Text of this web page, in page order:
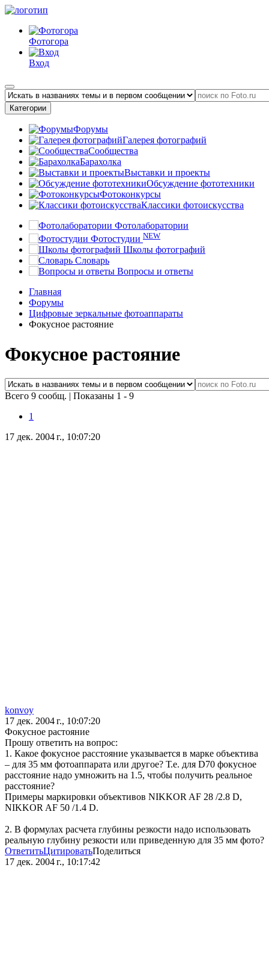
Фотогора
Вход
Категории
Форумы
Галерея фотографий
Сообщества
Барахолка
Выставки и проекты
Обсуждение фототехники
Фотоконкурсы
Классики фотоискусства
Фотолаборатории
Фотостудии NEW
Школы фотографий
Словарь
Вопросы и ответы
Главная
Форумы
Цифровые зеркальные фотоаппараты
Фокусное растояние
Фокусное растояние
Всего 9 сообщ. | Показаны 1 - 9
1
17 дек. 2004 г., 10:07:20
konvoy
17 дек. 2004 г., 10:07:20
Фокусное растояние
Прошу ответить на вопрос:
1. Какое фокусное расстояние указывается в марке объектива
– для 35 мм фотоаппарата или другое? Т.е. для D70 фокусное
расстояние надо умножить на 1.5, чтобы получить реальное
расстояние?
Примеры маркировки объективов NIKKOR AF 28 /2.8 D,
NIKKOR AF 50 /1.4 D.
2. В формулах расчета глубины резкости надо использовать
реальную глубину резкости или приведенную для 35 мм фото?
ОтветитьЦитироватьПоделиться
17 дек. 2004 г., 10:17:42